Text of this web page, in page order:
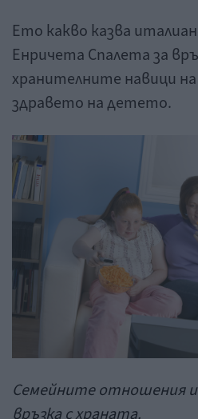
Ето какво казва
Енричета Спалета за
хранителните навици
здравето на детето.
Семейните отношения
връзка с храната.